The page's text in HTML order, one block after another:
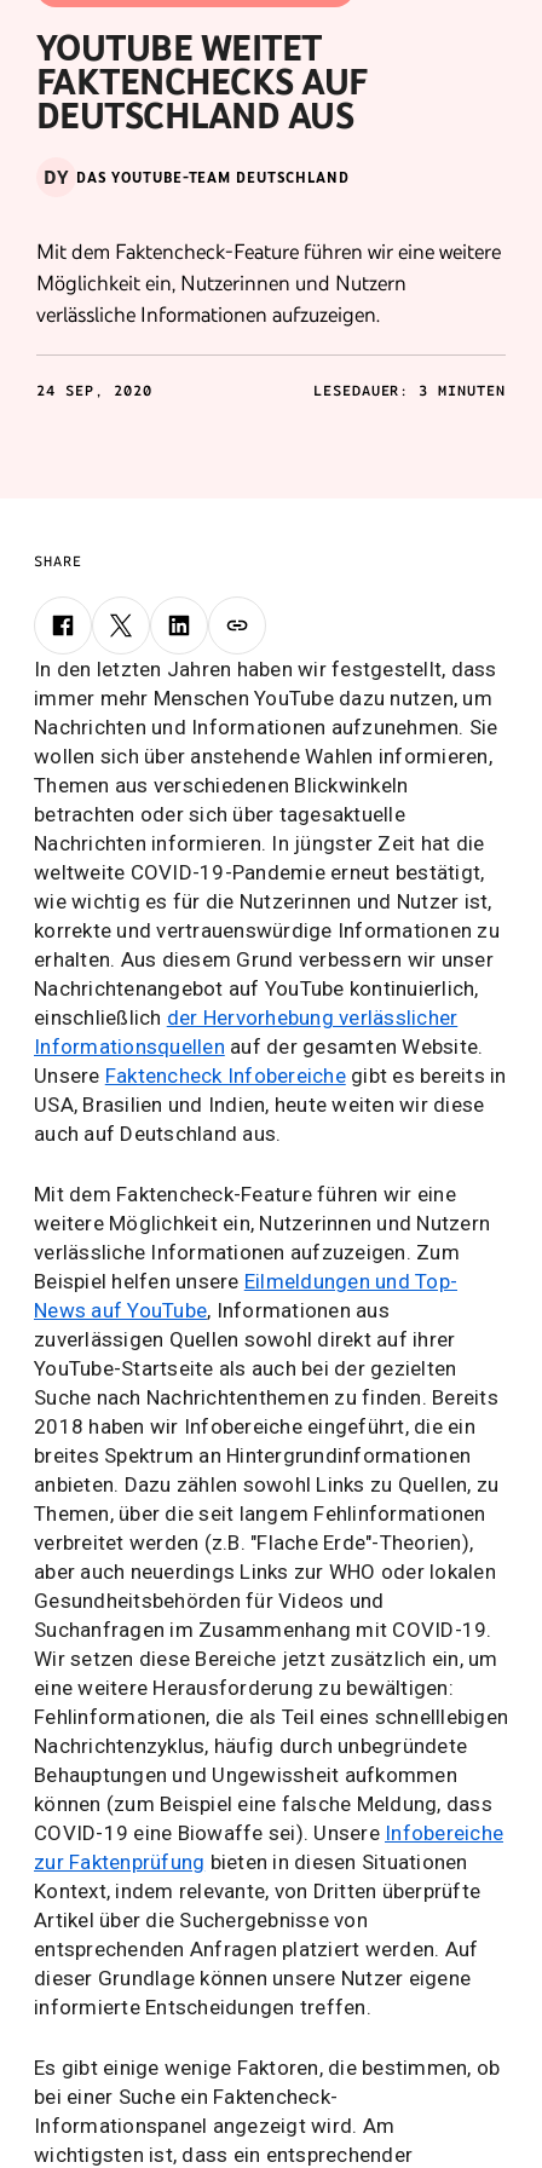
YOUTUBE WEITET
FAKTENCHECKS AUF
DEUTSCHLAND AUS
DY DAS YOUTUBE-TEAM DEUTSCHLAND
Mit dem Faktencheck-Feature führen wir eine weitere
Möglichkeit ein, Nutzerinnen und Nutzern
verlässliche Informationen aufzuzeigen.
24 SEP, 2020 LESEDAUER: 3 MINUTEN
SHARE
In den letzten Jahren haben wir festgestellt, dass
immer mehr Menschen YouTube dazu nutzen, um
Nachrichten und Informationen aufzunehmen. Sie
wollen sich über anstehende Wahlen informieren,
Themen aus verschiedenen Blickwinkeln
betrachten oder sich über tagesaktuelle
Nachrichten informieren. In jüngster Zeit hat die
weltweite COVID-19-Pandemie erneut bestätigt,
wie wichtig es für die Nutzerinnen und Nutzer ist,
korrekte und vertrauenswürdige Informationen zu
erhalten. Aus diesem Grund verbessern wir unser
Nachrichtenangebot auf YouTube kontinuierlich,
einschließlich der Hervorhebung verlässlicher
Informationsquellen auf der gesamten Website.
Unsere Faktencheck Infobereichegibt es bereits in
USA, Brasilien und Indien, heute weiten wir diese
auch auf Deutschland aus.
Mit dem Faktencheck-Feature führen wir eine
weitere Möglichkeit ein, Nutzerinnen und Nutzern
verlässliche Informationen aufzuzeigen. Zum
Beispiel helfen unsere Eilmeldungen und Top-
News auf YouTube, Informationen aus
zuverlässigen Quellen sowohl direkt auf ihrer
YouTube-Startseite als auch bei der gezielten
Suche nach Nachrichtenthemen zu finden. Bereits
2018 haben wir Infobereiche eingeführt, die ein
breites Spektrum an Hintergrundinformationen
anbieten. Dazu zählen sowohl Links zu Quellen, zu
Themen, über die seit langem Fehlinformationen
verbreitet werden (z.B. "Flache Erde"-Theorien),
aber auch neuerdings Links zur WHO oder lokalen
Gesundheitsbehörden für Videos und
Suchanfragen im Zusammenhang mit COVID-19.
Wir setzen diese Bereiche jetzt zusätzlich ein, um
eine weitere Herausforderung zu bewältigen:
Fehlinformationen, die als Teil eines schnelllebigen
Nachrichtenzyklus, häufig durch unbegründete
Behauptungen und Ungewissheit aufkommen
können (zum Beispiel eine falsche Meldung, dass
COVID-19 eine Biowaffe sei). Unsere Infobereiche
zur Faktenprüfung bieten in diesen Situationen
Kontext, indem relevante, von Dritten überprüfte
Artikel über die Suchergebnisse von
entsprechenden Anfragen platziert werden. Auf
dieser Grundlage können unsere Nutzer eigene
informierte Entscheidungen treffen.
Es gibt einige wenige Faktoren, die bestimmen, ob
bei einer Suche ein Faktencheck-
Informationspanel angezeigt wird. Am
wichtigsten ist, dass ein entsprechender